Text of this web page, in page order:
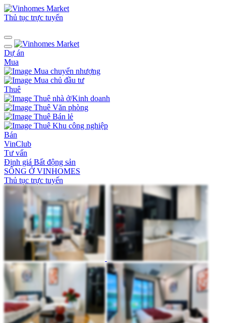
Thủ tục trực tuyến
Dự án
Mua
Mua chuyển nhượng
Mua chủ đầu tư
Thuê
Thuê nhà ở/Kinh doanh
Thuê Văn phòng
Thuê Bán lẻ
Thuê Khu công nghiệp
Bán
VinClub
Tư vấn
Định giá Bất động sản
SỐNG Ở VINHOMES
Thủ tục trực tuyến